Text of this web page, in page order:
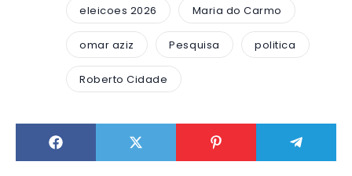
eleicoes 2026 Maria do Carmo
omar aziz Pesquisa politica
Roberto Cidade